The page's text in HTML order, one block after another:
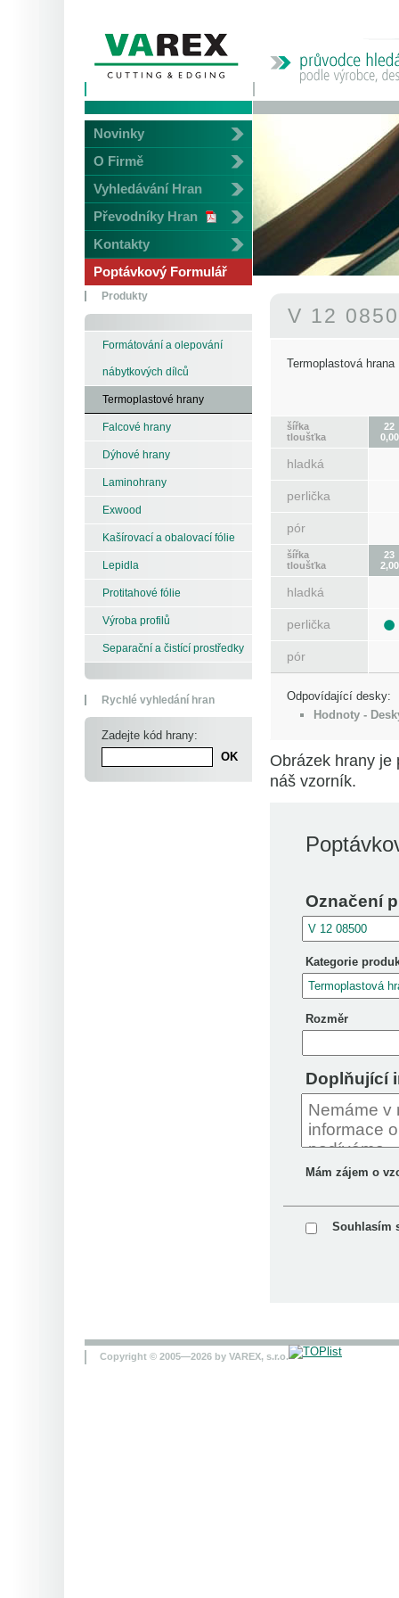
Novinky
O Firmě
Vyhledávání Hran
Převodníky Hran
Kontakty
Poptávkový Formulář
Produkty
Formátování a olepování
nábytkových dílců
Termoplastové hrany
Falcové hrany
Dýhové hrany
Laminohrany
Exwood
Kašírovací a obalovací fólie
Lepidla
Protitahové fólie
Výroba profilů
Separační a čistící prostředky
Rychlé vyhledání hran
Zadejte kód hrany:
V 12
Termoplastová hrana
šířka
tloušťka
22
0,00
hladká
perlička
pór
šířka
tloušťka
23
2,00
hladká
perlička
pór
Odpovídající desky:
Hodnoty -
Obrázek hrany je
náš vzorník.
Označení
Kategorie
Rozměr
Doplňující
Mám zájem o
Souhlasím
Copyright © 2005—2026 by VAREX, s.r.o.